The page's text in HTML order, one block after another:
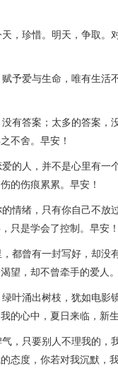
，珍惜。明天，争取。
予爱与生命，唯有生活
有答案；太多的答案，
不舍。早安！
的人，并不是心里有一
的伤痕累累。早安！
情绪，只有你自己不放
只是学会了控制。早安！
都曾有一封写好，却没
望，却不曾牵手的爱人
叶涌出树枝，犹如电影
的心中，夏日来临，新
，只要别人不理我的，
态度，你若对我沉默，